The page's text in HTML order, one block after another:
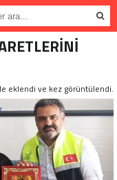
eklendi ve kez görüntülendi.